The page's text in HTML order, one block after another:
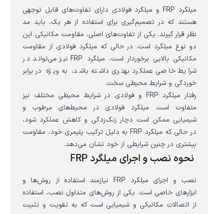
میلگرد FRP و میلگرد فولادی دارای تفاوت‌های قابل توجهی
هستند که در تصمیم‌گیری برای استفاده از هر یک، باید مد
نظر قرار گیرند. یکی از تفاوت‌های اصلی، مقاومت مکانیکی این
دو نوع میلگرد است. در حالی که میلگرد فولادی از مقاومت
مکانیکی بالایی برخوردار است، میلگرد FRP نیز می‌تواند در
شرایط خاصی عملکرد بهتری داشته باشد، به ویژه در برابر
خوردگی و شرایط محیطی سخت.
رفتار میلگرد FRP و فولادی در شرایط محیطی مختلف نیز
متفاوت است. میلگرد فولادی در محیط‌های مرطوب و
شیمیایی ممکن است دچار زنگ‌زدگی و کاهش عملکرد شود،
در حالی که میلگرد FRP به دلیل ترکیب پلیمری خود، مقاومت
بیشتری در چنین شرایطی از خود نشان می‌دهد.
نحوه نصب و اجرای میلگرد FRP
نصب و اجرای میلگرد FRP نیازمند استفاده از روش‌ها و
ابزارهای خاصی است. یکی از روش‌های متداول نصب، استفاده
از اتصالات مکانیکی و شیمیایی است که به تقویت و تثبیت